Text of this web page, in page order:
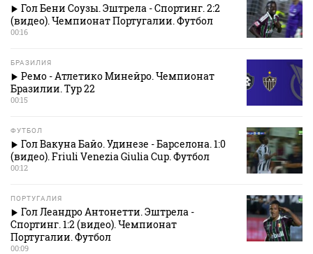
Гол Бени Соузы. Эштрела - Спортинг. 2:2
(видео). Чемпионат Португалии. Футбол
00:16
БРАЗИЛИЯ
Ремо - Атлетико Минейро. Чемпионат
Бразилии. Тур 22
00:15
ФУТБОЛ
Гол Вакуна Байо. Удинезе - Барселона. 1:0
(видео). Friuli Venezia Giulia Cup. Футбол
00:12
ПОРТУГАЛИЯ
Гол Леандро Антонетти. Эштрела -
Спортинг. 1:2 (видео). Чемпионат
Португалии. Футбол
00:09